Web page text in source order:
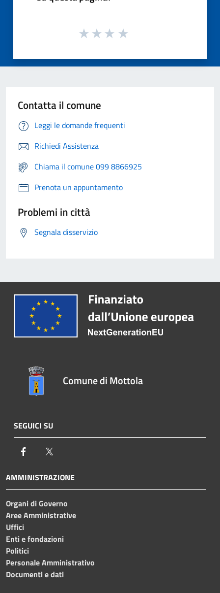
Contatta il comune
Leggi le domande frequenti
Richiedi Assistenza
Chiama il comune 099 8866925
Prenota un appuntamento
Problemi in città
Segnala disservizio
Comune di Mottola
SEGUICI SU
Facebook
AMMINISTRAZIONE
Organi di Governo
Aree Amministrative
Uffici
Enti e fondazioni
Politici
Personale Amministrativo
Documenti e dati